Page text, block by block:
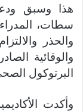
هذا وسبق ودعت
سطات، المدراء
والحذر
والوقائية
البرتوكول
وأكدت